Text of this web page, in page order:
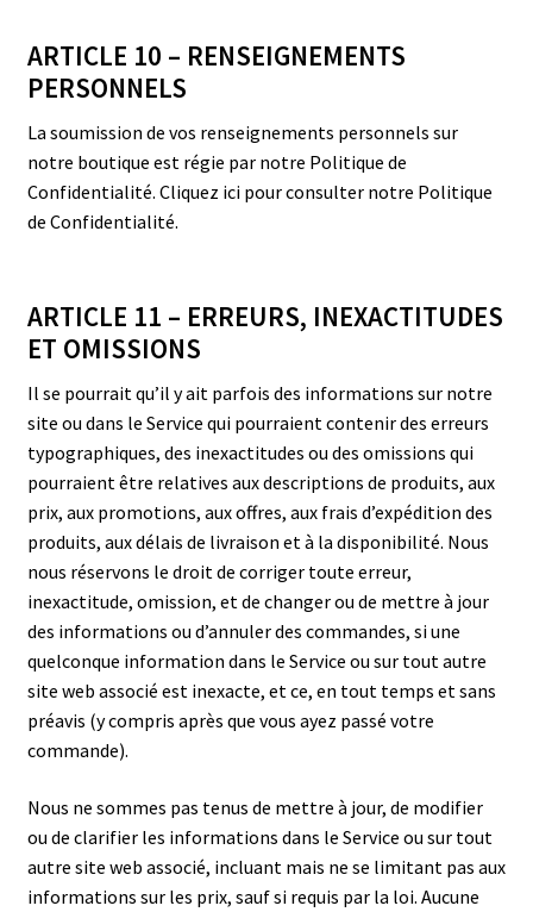
ARTICLE 10 – RENSEIGNEMENTS
PERSONNELS
La soumission de vos renseignements personnels sur
notre boutique est régie par notre Politique de
Confidentialité. Cliquez ici pour consulter notre Politique
de Confidentialité.
ARTICLE 11 – ERREURS, INEXACTITUDES
ET OMISSIONS
Il se pourrait qu’il y ait parfois des informations sur notre
site ou dans le Service qui pourraient contenir des erreurs
typographiques, des inexactitudes ou des omissions qui
pourraient être relatives aux descriptions de produits, aux
prix, aux promotions, aux offres, aux frais d’expédition des
produits, aux délais de livraison et à la disponibilité. Nous
nous réservons le droit de corriger toute erreur,
inexactitude, omission, et de changer ou de mettre à jour
des informations ou d’annuler des commandes, si une
quelconque information dans le Service ou sur tout autre
site web associé est inexacte, et ce, en tout temps et sans
préavis (y compris après que vous ayez passé votre
commande).
Nous ne sommes pas tenus de mettre à jour, de modifier
ou de clarifier les informations dans le Service ou sur tout
autre site web associé, incluant mais ne se limitant pas aux
informations sur les prix, sauf si requis par la loi. Aucune